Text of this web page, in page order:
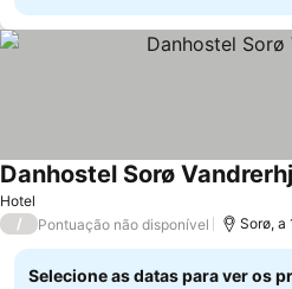
Hotel
Danhostel Sorø
/ Pontuação não disponível Sorø, a
Selecione as datas para ver os